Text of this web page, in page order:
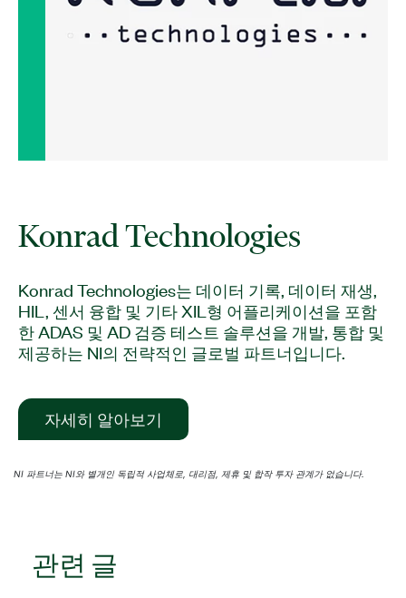
Konrad Technologies는 데이터 기록, 데이터 재생,
HIL, 센서 융합 및 기타 XIL형 어플리케이션을 포함
한 ADAS 및 AD 검증 테스트 솔루션을 개발, 통합 및
제공하는 NI의 전략적인 글로벌 파트너입니다.
자세히 알아보기
NI 파트너는 NI와 별개인 독립적 사업체로, 대리점, 제휴 및 합작 투자 관계가 없습니다.
관련 글